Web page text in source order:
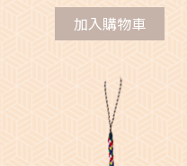
加入購物車